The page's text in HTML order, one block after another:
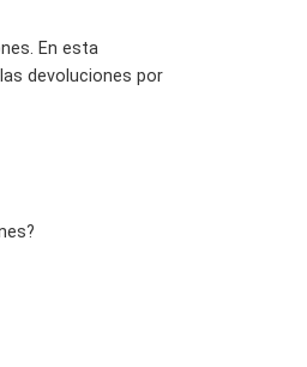
En esta
devoluciones por